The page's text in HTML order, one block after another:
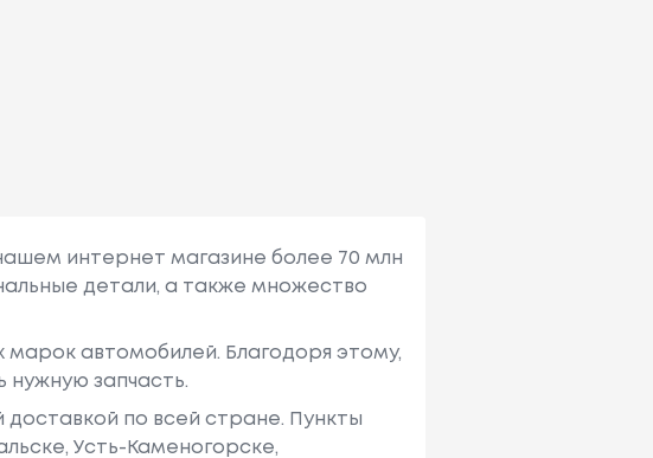
интернет магазине более 70 млн
детали, а также множество
автомобилей. Благодоря этому,
нужную запчасть.
по всей стране. Пункты
Усть-Каменогорске,